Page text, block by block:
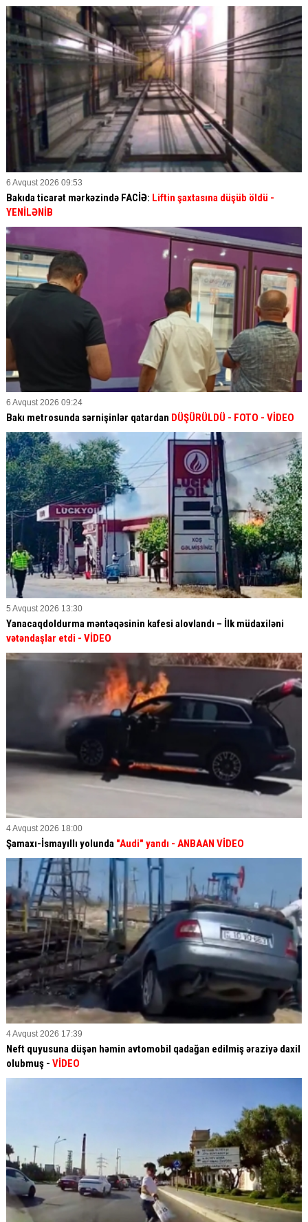
6 Avqust 2026 09:53
Bakıda ticarət mərkəzində FACİƏ: Liftin şaxtasına düşüb öldü -
YENİLƏNİB
6 Avqust 2026 09:24
Bakı metrosunda sərnişinlər qatardan DÜŞÜRÜLDÜ - FOTO - VİDEO
5 Avqust 2026 13:30
Yanacaqdoldurma məntəqəsinin kafesi alovlandı – İlk müdaxiləni
vətəndaşlar etdi - VİDEO
4 Avqust 2026 18:00
Şamaxı-İsmayıllı yolunda "Audi" yandı - ANBAAN VİDEO
4 Avqust 2026 17:39
Neft quyusuna düşən həmin avtomobil qadağan edilmiş əraziyə daxil
olubmuş - VİDEO